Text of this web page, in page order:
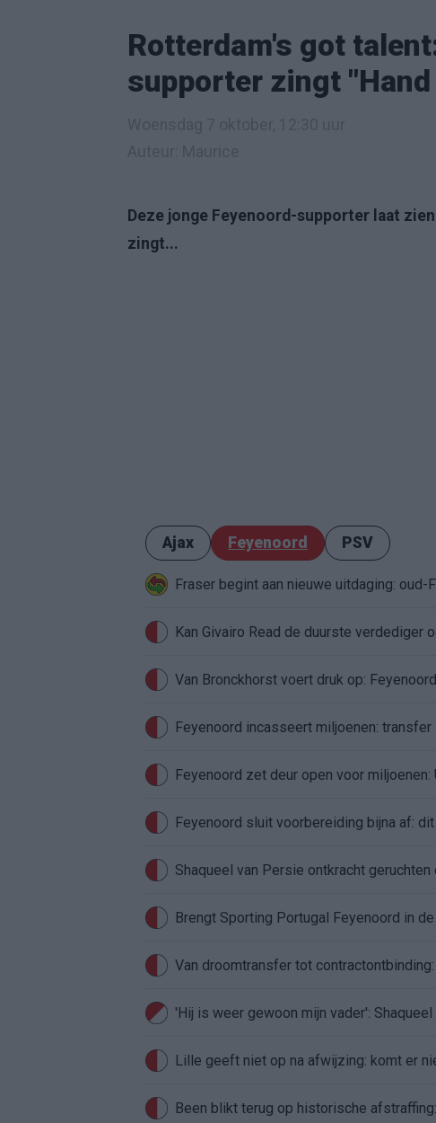
Rotterdam's got
supporter zingt
Deze jonge Feyenoord-supporter laat
zingt...
Ajax Feyenoord PSV
Fraser begint aan nieuwe uitdaging:
Van Bronckhorst voert druk op:
Feyenoord incasseert miljoenen:
Feyenoord zet deur open voor
Feyenoord sluit voorbereiding bijna af:
Shaqueel van Persie ontkracht
Brengt Sporting Portugal Feyenoord in
Van droomtransfer tot
'Hij is weer gewoon mijn vader':
Lille geeft niet op na afwijzing: komt er
Been blikt terug op historische